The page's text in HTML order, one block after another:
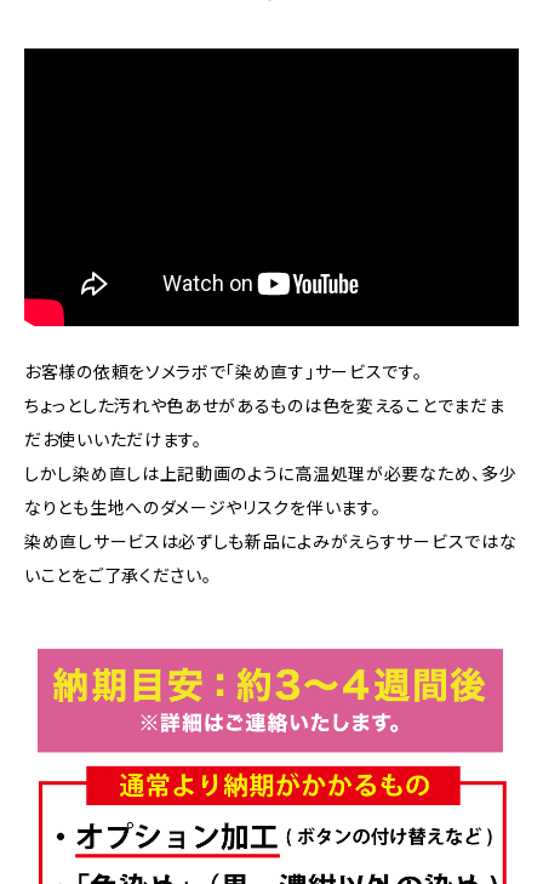
お客様の依頼をソメラボで「染め直す」サービスです。
ちょっとした汚れや色あせがあるものは色を変えることでまだま
だお使いいただけます。
しかし染め直しは上記動画のように高温処理が必要なため、多少
なりとも生地へのダメージやリスクを伴います。
染め直しサービスは必ずしも新品によみがえらすサービスではな
いことをご了承ください。